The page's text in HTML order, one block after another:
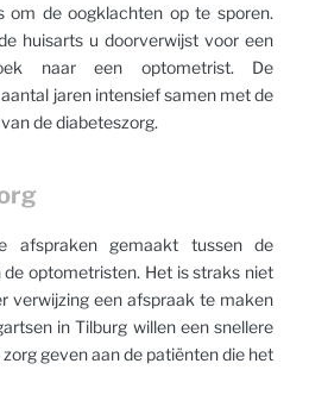
om de oogklachten op te sporen.
huisarts u doorverwijst voor een
naar een optometrist. De
jaren intensief samen met de
de diabeteszorg.
afspraken gemaakt tussen de
optometristen. Het is straks niet
verwijzing een afspraak te maken
in Tilburg willen een snellere
geven aan de patiënten die het